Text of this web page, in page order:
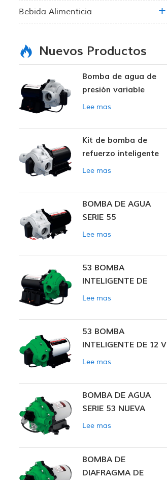
Bebida Alimenticia
Nuevos Productos
Bomba de agua de
presión variable
inteligente
Lee mas
Kit de bomba de
refuerzo inteligente
Lee mas
BOMBA DE AGUA
SERIE 55
Lee mas
53 BOMBA
INTELIGENTE DE
PRESIÓN CONSTANTE
Lee mas
53 BOMBA
INTELIGENTE DE 12 V
CC DE PRESIÓN
Lee mas
BOMBA DE AGUA
SERIE 53 NUEVA
Lee mas
BOMBA DE
DIAFRAGMA DE